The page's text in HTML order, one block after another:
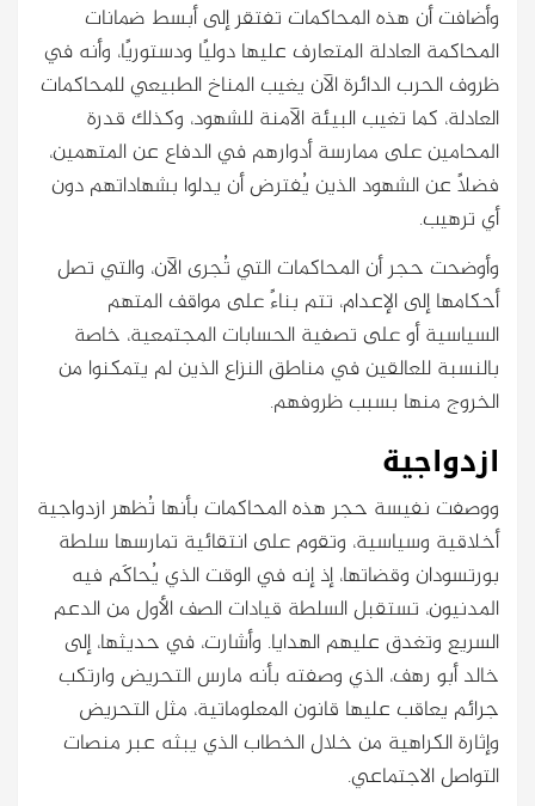
وأضافت أن هذه المحاكمات تفتقر إلى أبسط ضمانات
المحاكمة العادلة المتعارف عليها دوليًا ودستوريًا، وأنه في
ظروف الحرب الدائرة الآن يغيب المناخ الطبيعي للمحاكمات
العادلة، كما تغيب البيئة الآمنة للشهود، وكذلك قدرة
المحامين على ممارسة أدوارهم في الدفاع عن المتهمين،
فضلًا عن الشهود الذين يُفترض أن يدلوا بشهاداتهم دون
أي ترهيب.
وأوضحت حجر أن المحاكمات التي تُجرى الآن، والتي تصل
أحكامها إلى الإعدام، تتم بناءً على مواقف المتهم
السياسية أو على تصفية الحسابات المجتمعية، خاصة
بالنسبة للعالقين في مناطق النزاع الذين لم يتمكنوا من
الخروج منها بسبب ظروفهم.
ازدواجية
ووصفت نفيسة حجر هذه المحاكمات بأنها تُظهر ازدواجية
أخلاقية وسياسية، وتقوم على انتقائية تمارسها سلطة
بورتسودان وقضاتها، إذ إنه في الوقت الذي يُحاكَم فيه
المدنيون، تستقبل السلطة قيادات الصف الأول من الدعم
السريع وتغدق عليهم الهدايا. وأشارت، في حديثها، إلى
خالد أبو رهف، الذي وصفته بأنه مارس التحريض وارتكب
جرائم يعاقب عليها قانون المعلوماتية، مثل التحريض
وإثارة الكراهية من خلال الخطاب الذي يبثه عبر منصات
التواصل الاجتماعي.